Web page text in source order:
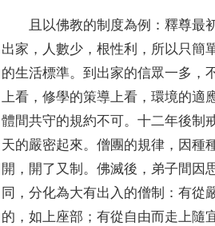
且以佛教的制度為例 ：釋尊最
出家 ， 人數少 ，根性利 ， 所以只簡
的生活標準。到出家的信眾一多 ，
上看 ，修學的策導上看 ，環境的適
體間共守的規約不可。十二年後制
天的嚴密起來。僧團的規律 ， 因種
開 ， 開了又制 。佛滅後 ， 弟子間因
同 ，分化為大有出入的僧制 ：有從
的 ，如上座部 ；有從自由而走上隨